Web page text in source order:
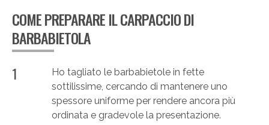
COME PREPARARE IL CARPACCIO DI
BARBABIETOLA
1
Ho tagliato le barbabietole in fette
sottilissime, cercando di mantenere uno
spessore uniforme per rendere ancora più
ordinata e gradevole la presentazione.